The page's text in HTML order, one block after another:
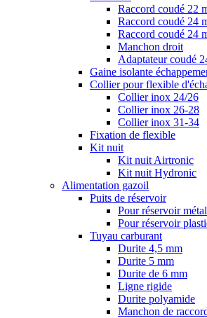
Raccord coudé 22
Raccord coudé 24
Raccord coudé 24
Manchon droit
Adaptateur coudé
Gaine isolante
Collier pour flexible
Collier inox 24/26
Collier inox 26-28
Collier inox 31-34
Fixation de flexible
Kit nuit
Kit nuit Airtronic
Kit nuit Hydronic
Alimentation gazoil
Puits de réservoir
Pour réservoir métal
Pour réservoir
Tuyau carburant
Durite 4,5 mm
Durite 5 mm
Durite de 6 mm
Ligne rigide
Durite polyamide
Manchon de